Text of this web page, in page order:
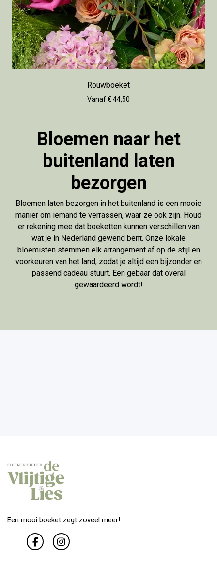
Rouwboeket
Vanaf € 44,50
Bloemen naar het
buitenland laten
bezorgen
Bloemen laten bezorgen in het buitenland is een mooie
manier om iemand te verrassen, waar ze ook zijn. Houd
er rekening mee dat boeketten kunnen verschillen van
wat je in Nederland gewend bent. Onze lokale
bloemisten stemmen elk arrangement af op de stijl en
voorkeuren van het land, zodat je altijd een bijzonder en
passend cadeau stuurt. Een gebaar dat overal
gewaardeerd wordt!
Een mooi boeket zegt zoveel meer!